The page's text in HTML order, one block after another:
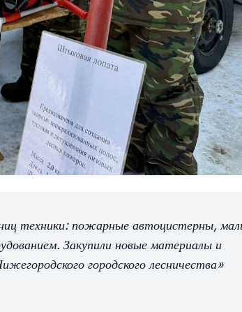
техники: пожарные автоцистерны,
Закупили новые материалы и
городского лесничества»